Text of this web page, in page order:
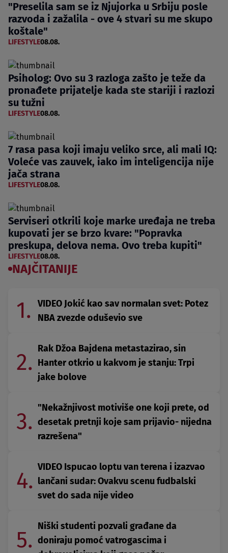
"Preselila sam se iz Njujorka u Srbiju posle
razvoda i zažalila - ove 4 stvari su me skupo
koštale"
LIFESTYLE08.08.
Psiholog: Ovo su 3 razloga zašto je teže da
pronađete prijatelje kada ste stariji i razlozi
su tužni
LIFESTYLE08.08.
7 rasa pasa koji imaju veliko srce, ali mali IQ:
Voleće vas zauvek, iako im inteligencija nije
jača strana
LIFESTYLE08.08.
Serviseri otkrili koje marke uređaja ne treba
kupovati jer se brzo kvare: "Popravka
preskupa, delova nema. Ovo treba kupiti"
LIFESTYLE08.08.
NAJČITANIJE
1.
VIDEO Jokić kao sav normalan svet: Potez
NBA zvezde oduševio sve
2.
Rak Džoa Bajdena metastazirao, sin
Hanter otkrio u kakvom je stanju: Trpi
jake bolove
3.
"Nekažnjivost motiviše one koji prete, od
desetak pretnji koje sam prijavio- nijedna
razrešena"
4.
VIDEO Ispucao loptu van terena i izazvao
lančani sudar: Ovakvu scenu fudbalski
svet do sada nije video
5.
Niški studenti pozvali građane da
doniraju pomoć vatrogascima i